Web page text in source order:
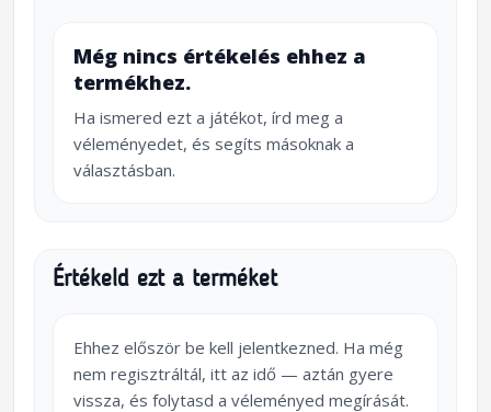
Még nincs értékelés ehhez a
termékhez.
Ha ismered ezt a játékot, írd meg a
véleményedet, és segíts másoknak a
választásban.
Értékeld ezt a terméket
Ehhez először be kell jelentkezned. Ha még
nem regisztráltál, itt az idő — aztán gyere
vissza, és folytasd a véleményed megírását.